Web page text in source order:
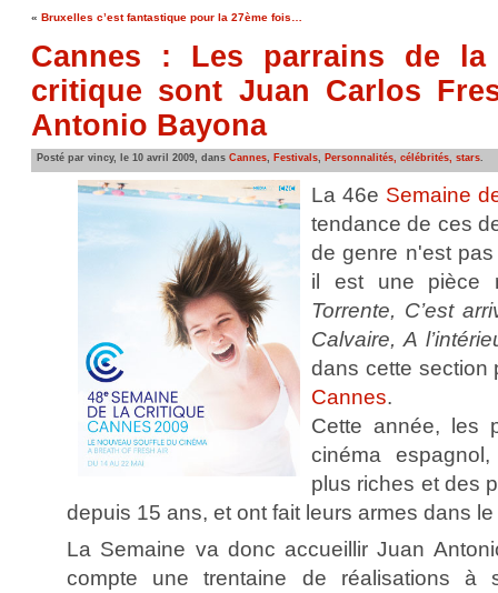
« Bruxelles c’est fantastique pour la 27ème fois…
Cannes : Les parrains de la
critique sont Juan Carlos
Antonio Bayona
Posté par vincy, le 10 avril 2009, dans Cannes, Festivals, Personnalités, célébrités, stars.
La 46e Semaine
tendance de ces
de genre n'est
il est une pièce
Torrente, C’est
Calvaire, A
dans cette section
Cannes.
Cette année, les
cinéma
plus riches et des
depuis 15 ans, et ont fait leurs armes dans
La Semaine va donc accueillir Juan
compte une trentaine de réalisations à